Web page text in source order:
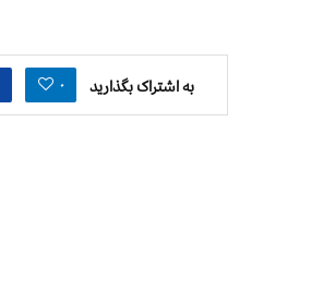
به اشتراک بگذارید ۰